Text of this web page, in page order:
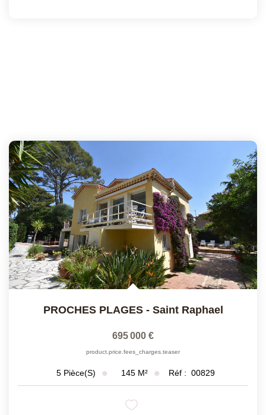
PROCHES PLAGES - Saint Raphael
695 000 €
product.price.fees_charges.teaser
5 Pièce(s) 145 M² Réf : 00829